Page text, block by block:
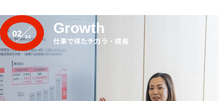
02 Growth
仕事で得たチカラ・成長